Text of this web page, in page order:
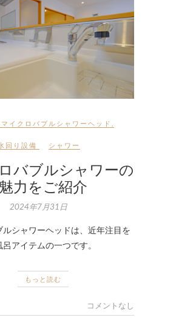
マイクロバブルシャワーヘッド
回り設備 シャワー
バブルシャワーの
魅力をご紹介
2024年7月31日
ルシャワーヘッドは、近年注目を
アイテムの一つです。
もっと読む
コメントなし